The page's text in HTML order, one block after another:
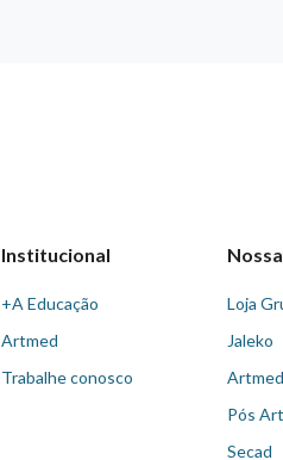
Institucional
+A Educação
Artmed
Trabalhe conosco
Loja
Jaleko
Pós
Secad